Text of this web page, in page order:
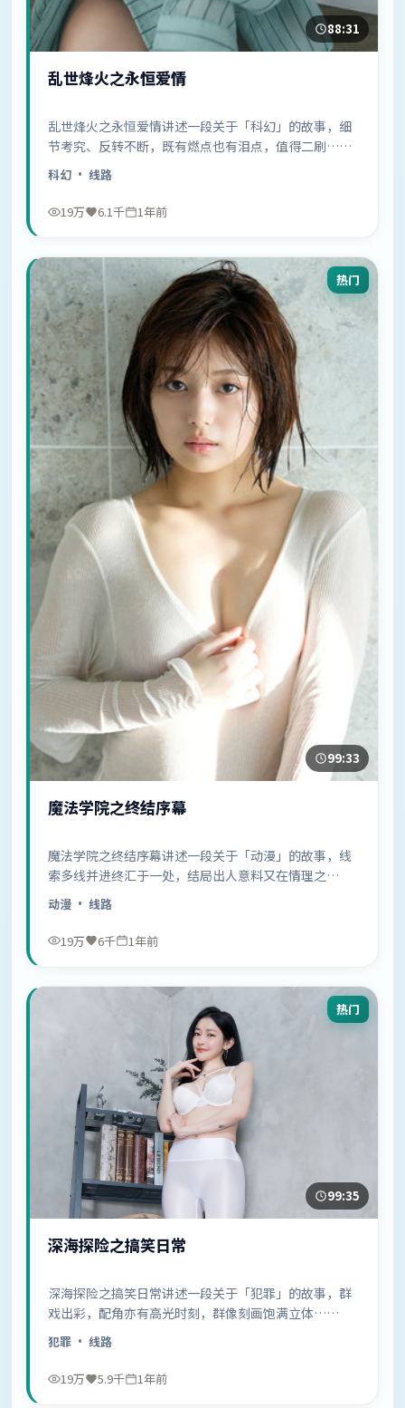
88:31
乱世烽火之永恒爱情
乱世烽火之永恒爱情讲述一段关于「科幻」的故事，细
节考究、反转不断，既有燃点也有泪点，值得二刷……
科幻 · 线路
19万 6.1千 1年前
热门
99:33
魔法学院之终结序幕
魔法学院之终结序幕讲述一段关于「动漫」的故事，线
索多线并进终汇于一处，结局出人意料又在情理之
中……
动漫 · 线路
19万 6千 1年前
热门
99:35
深海探险之搞笑日常
深海探险之搞笑日常讲述一段关于「犯罪」的故事，群
戏出彩，配角亦有高光时刻，群像刻画饱满立体……
犯罪 · 线路
19万 5.9千 1年前